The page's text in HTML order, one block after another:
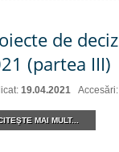
de
(partea III)
19.04.2021
MAI MULT...